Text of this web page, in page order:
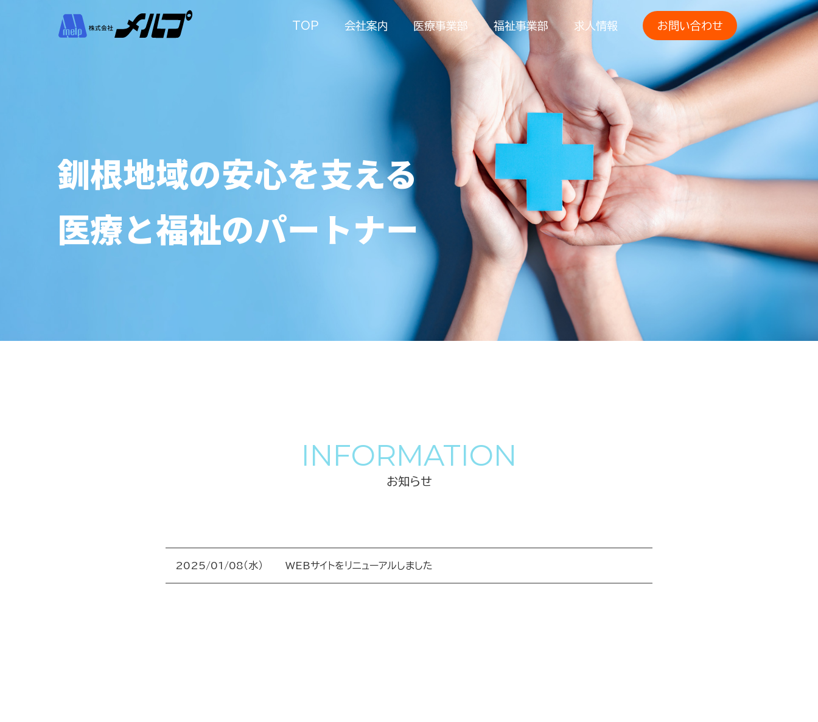
TOP 会社案内 医療事業部 福祉事業部 求人情報 お問い合わせ
釧根地域の安心を支える
医療と福祉のパートナー
INFORMATION
お知らせ